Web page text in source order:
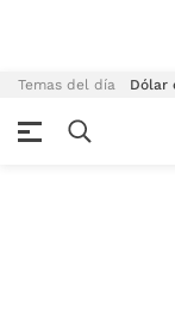
Temas del día Dólar